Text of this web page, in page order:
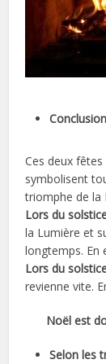
Ces deux
symbolisent
triomphe de la
Lors du
la Lumière et
longtemps. En
Lors du
revienne vite.
Noël est
Selon les